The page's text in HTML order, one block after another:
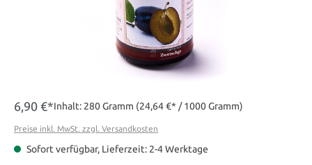
6,90 €*Inhalt: 280 Gramm (24,64 €* / 1000 Gramm)
Preise inkl. MwSt. zzgl. Versandkosten
Sofort verfügbar, Lieferzeit: 2-4 Werktage